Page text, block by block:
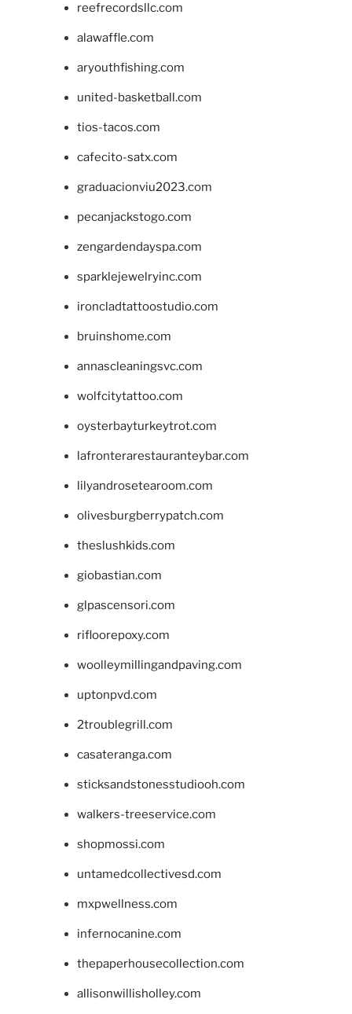
reefrecordsllc.com
alawaffle.com
aryouthfishing.com
united-basketball.com
tios-tacos.com
cafecito-satx.com
graduacionviu2023.com
pecanjackstogo.com
zengardendayspa.com
sparklejewelryinc.com
ironcladtattoostudio.com
bruinshome.com
annascleaningsvc.com
wolfcitytattoo.com
oysterbayturkeytrot.com
lafronterarestauranteybar.com
lilyandrosetearoom.com
olivesburgberrypatch.com
theslushkids.com
giobastian.com
glpascensori.com
rifloorepoxy.com
woolleymillingandpaving.com
uptonpvd.com
2troublegrill.com
casateranga.com
sticksandstonesstudiooh.com
walkers-treeservice.com
shopmossi.com
untamedcollectivesd.com
mxpwellness.com
infernocanine.com
thepaperhousecollection.com
allisonwillisholley.com